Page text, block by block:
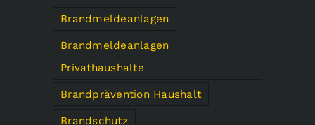
Brandmeldeanlagen
Brandmeldeanlagen
Privathaushalte
Brandprävention Haushalt
Brandschutz